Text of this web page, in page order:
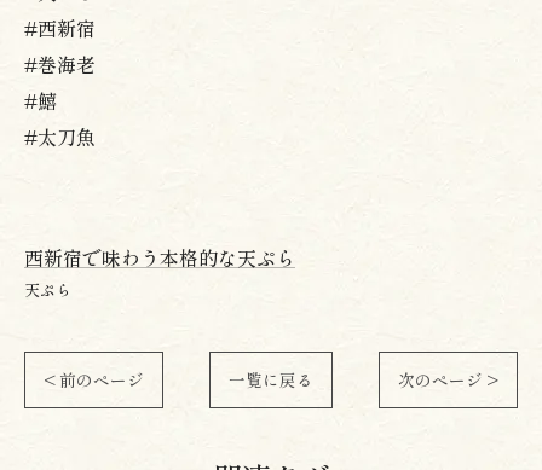
#西新宿
#巻海老
#鱚
#太刀魚
西新宿で味わう本格的な天ぷら
天ぷら
< 前のページ 一覧に戻る 次のページ >